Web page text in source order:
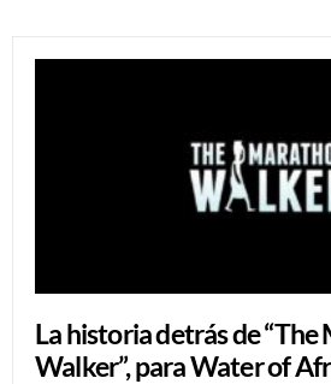
La historia detrás de
Walker”, para Water of